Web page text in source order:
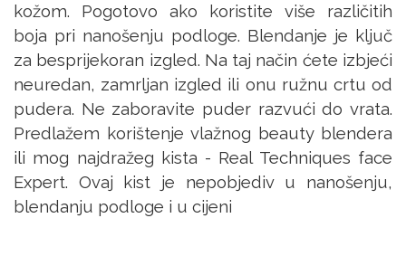
kožom. Pogotovo ako koristite više različitih
boja pri nanošenju podloge. Blendanje je ključ
za besprijekoran izgled. Na taj način ćete izbjeći
neuredan, zamrljan izgled ili onu ružnu crtu od
pudera. Ne zaboravite puder razvući do vrata.
Predlažem korištenje vlažnog beauty blendera
ili mog najdražeg kista - Real Techniques face
Expert. Ovaj kist je nepobjediv u nanošenju,
blendanju podloge i u cijeni